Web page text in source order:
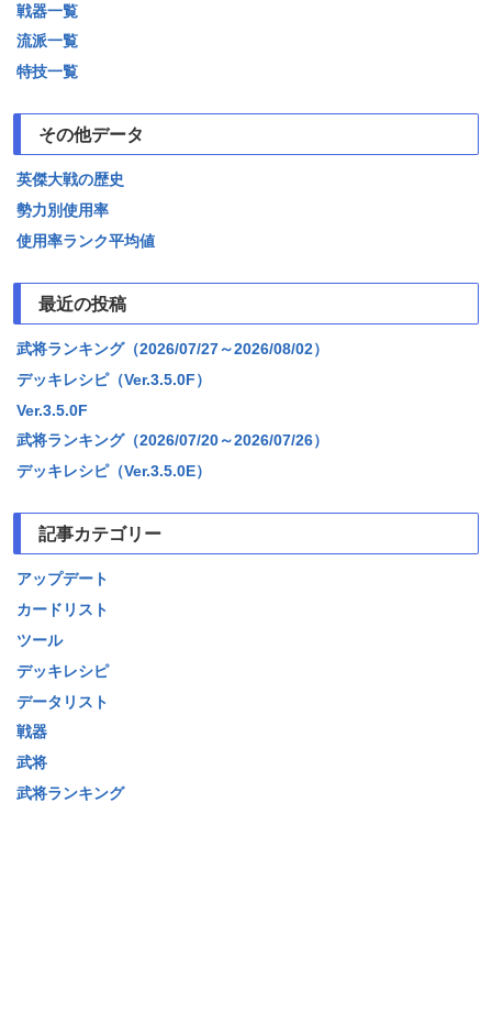
戦器一覧
流派一覧
特技一覧
その他データ
英傑大戦の歴史
勢力別使用率
使用率ランク平均値
最近の投稿
武将ランキング（2026/07/27～2026/08/02）
デッキレシピ（Ver.3.5.0F）
Ver.3.5.0F
武将ランキング（2026/07/20～2026/07/26）
デッキレシピ（Ver.3.5.0E）
記事カテゴリー
アップデート
カードリスト
ツール
デッキレシピ
データリスト
戦器
武将
武将ランキング